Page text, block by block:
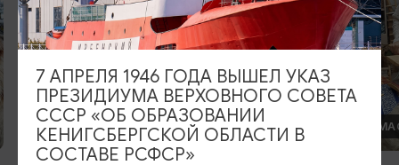
Калининград, Парк «Юность»
ДЕТСКИЕ
7 АПРЕЛЯ 1946 ГОДА ВЫШЕЛ УКАЗ
ПРЕЗИДИУМА ВЕРХОВНОГО СОВЕТА
СССР «ОБ ОБРАЗОВАНИИ
КЕНИГСБЕРГСКОЙ ОБЛАСТИ В
СОСТАВЕ РСФСР»